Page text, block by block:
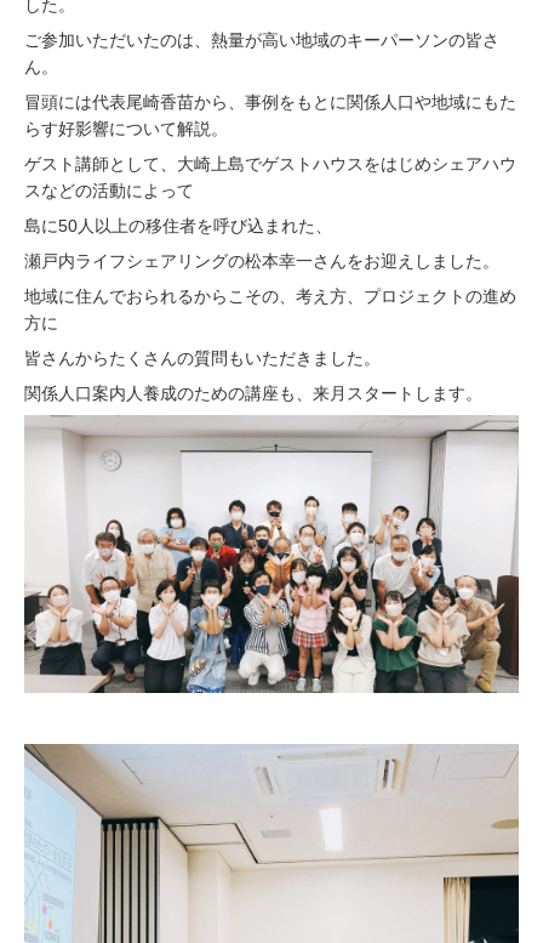
した。
ご参加いただいたのは、熱量が高い地域のキーパーソンの皆さ
ん。
冒頭には代表尾崎香苗から、事例をもとに関係人口や地域にもた
らす好影響について解説。
ゲスト講師として、大崎上島でゲストハウスをはじめシェアハウ
スなどの活動によって
島に50人以上の移住者を呼び込まれた、
瀬戸内ライフシェアリングの松本幸一さんをお迎えしました。
地域に住んでおられるからこその、考え方、プロジェクトの進め
方に
皆さんからたくさんの質問もいただきました。
関係人口案内人養成のための講座も、来月スタートします。